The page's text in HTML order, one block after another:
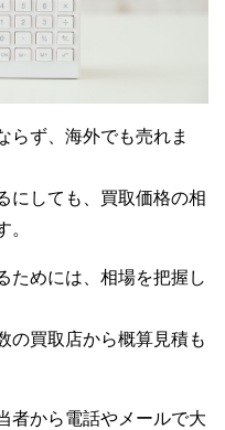
らず、海外でも売れま
にしても、買取価格の相
。
ためには、相場を把握し
の買取店から概算見積も
者から電話やメールで大